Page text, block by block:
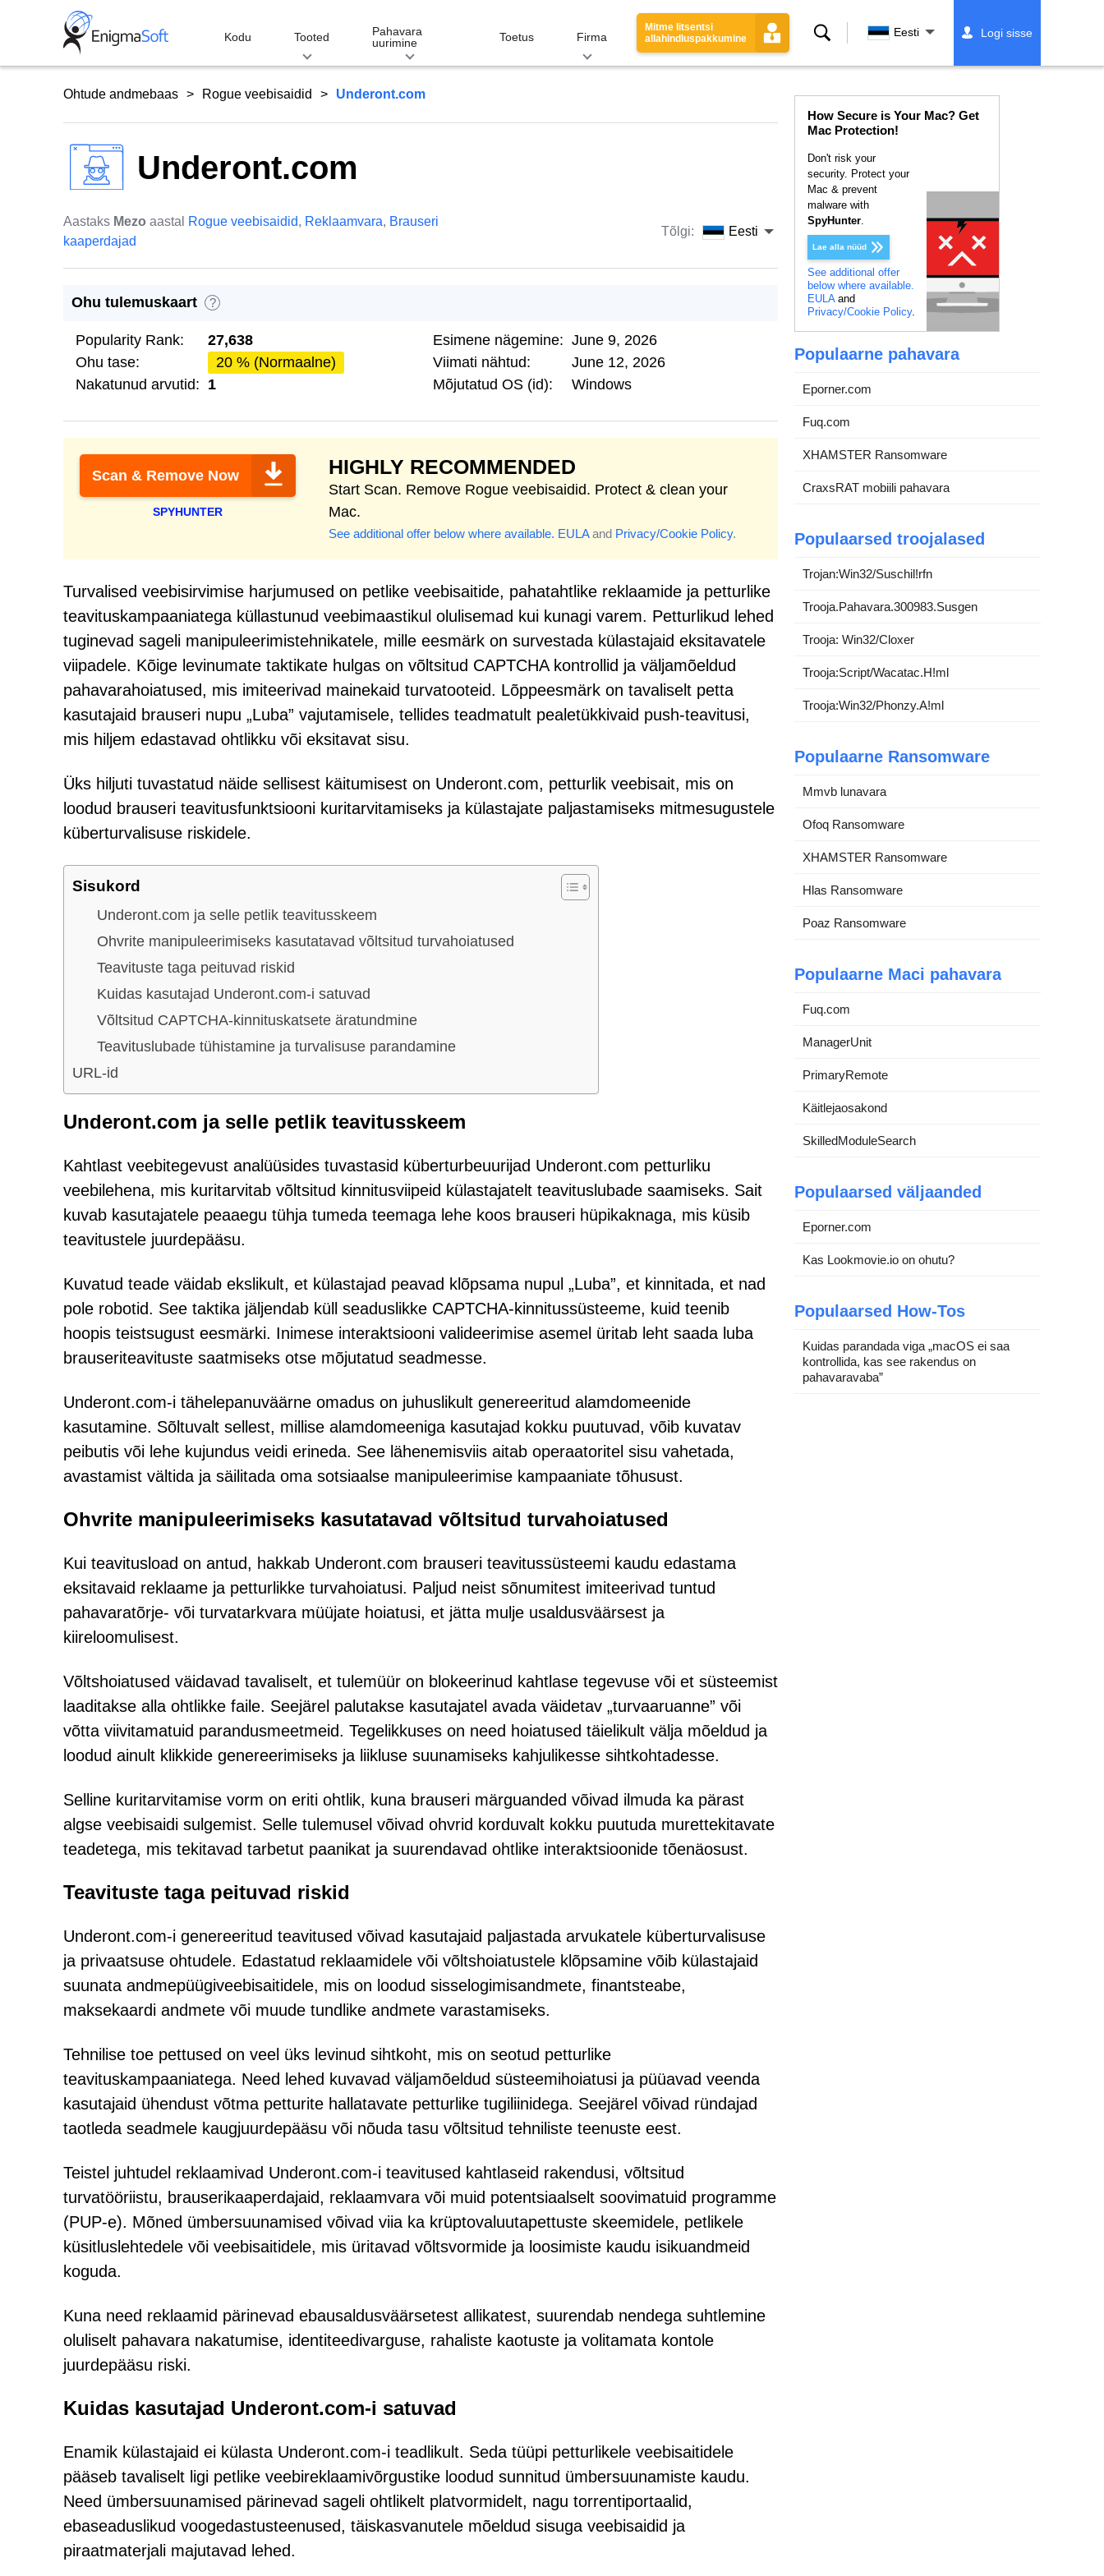
Kodu Tooted
Pahavara
uurimine
Toetus Firma
Mitme litsentsi
allahindluspakkumine
Otsing Eesti Logi sisse
Ohtude andmebaas Rogue veebisaidid Underont.com
Underont.com
Aastaks Mezo aastal Rogue veebisaidid, Reklaamvara, Brauseri
kaaperdajad
Tõlgi: Eesti
Ohu tulemuskaart ?
Popularity Rank:
27,638
Ohu tase:
20 % (Normaalne)
Nakatunud arvutid: 1
Esimene nägemine: June 9, 2026
Viimati nähtud:
June 12, 2026
Mõjutatud OS (id):
Windows
Scan & Remove Now
SPYHUNTER
HIGHLY RECOMMENDED
Start Scan. Remove Rogue veebisaidid. Protect & clean your
Mac.
See additional offer below where available. EULAand Privacy/Cookie Policy.
Turvalised veebisirvimise harjumused on petlike veebisaitide, pahatahtlike reklaamide ja petturlike
teavituskampaaniatega küllastunud veebimaastikul olulisemad kui kunagi varem. Petturlikud lehed
tuginevad sageli manipuleerimistehnikatele, mille eesmärk on survestada külastajaid eksitavatele
viipadele. Kõige levinumate taktikate hulgas on võltsitud CAPTCHA kontrollid ja väljamõeldud
pahavarahoiatused, mis imiteerivad mainekaid turvatooteid. Lõppeesmärk on tavaliselt petta
kasutajaid brauseri nupu „Luba” vajutamisele, tellides teadmatult pealetükkivaid push-teavitusi,
mis hiljem edastavad ohtlikku või eksitavat sisu.
Üks hiljuti tuvastatud näide sellisest käitumisest on Underont.com, petturlik veebisait, mis on
loodud brauseri teavitusfunktsiooni kuritarvitamiseks ja külastajate paljastamiseks mitmesugustele
küberturvalisuse riskidele.
Sisukord
Underont.com ja selle petlik teavitusskeem
Ohvrite manipuleerimiseks kasutatavad võltsitud turvahoiatused
Teavituste taga peituvad riskid
Kuidas kasutajad Underont.com-i satuvad
Võltsitud CAPTCHA-kinnituskatsete äratundmine
Teavituslubade tühistamine ja turvalisuse parandamine
URL-id
Underont.com ja selle petlik teavitusskeem
Kahtlast veebitegevust analüüsides tuvastasid küberturbeuurijad Underont.com petturliku
veebilehena, mis kuritarvitab võltsitud kinnitusviipeid külastajatelt teavituslubade saamiseks. Sait
kuvab kasutajatele peaaegu tühja tumeda teemaga lehe koos brauseri hüpikaknaga, mis küsib
teavitustele juurdepääsu.
Kuvatud teade väidab ekslikult, et külastajad peavad klõpsama nupul „Luba”, et kinnitada, et nad
pole robotid. See taktika jäljendab küll seaduslikke CAPTCHA-kinnitussüsteeme, kuid teenib
hoopis teistsugust eesmärki. Inimese interaktsiooni valideerimise asemel üritab leht saada luba
brauseriteavituste saatmiseks otse mõjutatud seadmesse.
Underont.com-i tähelepanuväärne omadus on juhuslikult genereeritud alamdomeenide
kasutamine. Sõltuvalt sellest, millise alamdomeeniga kasutajad kokku puutuvad, võib kuvatav
peibutis või lehe kujundus veidi erineda. See lähenemisviis aitab operaatoritel sisu vahetada,
avastamist vältida ja säilitada oma sotsiaalse manipuleerimise kampaaniate tõhusust.
Ohvrite manipuleerimiseks kasutatavad võltsitud turvahoiatused
Kui teavitusload on antud, hakkab Underont.com brauseri teavitussüsteemi kaudu edastama
eksitavaid reklaame ja petturlikke turvahoiatusi. Paljud neist sõnumitest imiteerivad tuntud
pahavaratõrje- või turvatarkvara müüjate hoiatusi, et jätta mulje usaldusväärsest ja
kiireloomulisest.
Võltshoiatused väidavad tavaliselt, et tulemüür on blokeerinud kahtlase tegevuse või et süsteemist
laaditakse alla ohtlikke faile. Seejärel palutakse kasutajatel avada väidetav „turvaaruanne” või
võtta viivitamatuid parandusmeetmeid. Tegelikkuses on need hoiatused täielikult välja mõeldud ja
loodud ainult klikkide genereerimiseks ja liikluse suunamiseks kahjulikesse sihtkohtadesse.
Selline kuritarvitamise vorm on eriti ohtlik, kuna brauseri märguanded võivad ilmuda ka pärast
algse veebisaidi sulgemist. Selle tulemusel võivad ohvrid korduvalt kokku puutuda murettekitavate
teadetega, mis tekitavad tarbetut paanikat ja suurendavad ohtlike interaktsioonide tõenäosust.
Teavituste taga peituvad riskid
Underont.com-i genereeritud teavitused võivad kasutajaid paljastada arvukatele küberturvalisuse
ja privaatsuse ohtudele. Edastatud reklaamidele või võltshoiatustele klõpsamine võib külastajaid
suunata andmepüügiveebisaitidele, mis on loodud sisselogimisandmete, finantsteabe,
maksekaardi andmete või muude tundlike andmete varastamiseks.
Tehnilise toe pettused on veel üks levinud sihtkoht, mis on seotud petturlike
teavituskampaaniatega. Need lehed kuvavad väljamõeldud süsteemihoiatusi ja püüavad veenda
kasutajaid ühendust võtma petturite hallatavate petturlike tugiliinidega. Seejärel võivad ründajad
taotleda seadmele kaugjuurdepääsu või nõuda tasu võltsitud tehniliste teenuste eest.
Teistel juhtudel reklaamivad Underont.com-i teavitused kahtlaseid rakendusi, võltsitud
turvatööriistu, brauserikaaperdajaid, reklaamvara või muid potentsiaalselt soovimatuid programme
(PUP-e). Mõned ümbersuunamised võivad viia ka krüptovaluutapettuste skeemidele, petlikele
küsitluslehtedele või veebisaitidele, mis üritavad võltsvormide ja loosimiste kaudu isikuandmeid
koguda.
Kuna need reklaamid pärinevad ebausaldusväärsetest allikatest, suurendab nendega suhtlemine
oluliselt pahavara nakatumise, identiteedivarguse, rahaliste kaotuste ja volitamata kontole
juurdepääsu riski.
Kuidas kasutajad Underont.com-i satuvad
Enamik külastajaid ei külasta Underont.com-i teadlikult. Seda tüüpi petturlikele veebisaitidele
pääseb tavaliselt ligi petlike veebireklaamivõrgustike loodud sunnitud ümbersuunamiste kaudu.
Need ümbersuunamised pärinevad sageli ohtlikelt platvormidelt, nagu torrentiportaalid,
ebaseaduslikud voogedastusteenused, täiskasvanutele mõeldud sisuga veebisaidid ja
piraatmaterjali majutavad lehed.
How Secure is Your Mac? Get
Mac Protection!
Don't risk your
security. Protect your
Mac & prevent
malware with
SpyHunter.
Lae alla nüüd
See additional offer
below where available.
EULAand
Privacy/Cookie Policy.
Populaarne pahavara
Eporner.com
Fuq.com
XHAMSTER Ransomware
CraxsRAT mobiili pahavara
Populaarsed troojalased
Trojan:Win32/Suschil!rfn
Trooja.Pahavara.300983.Susgen
Trooja: Win32/Cloxer
Trooja:Script/Wacatac.H!ml
Trooja:Win32/Phonzy.A!ml
Populaarne Ransomware
Mmvb lunavara
Ofoq Ransomware
XHAMSTER Ransomware
Hlas Ransomware
Poaz Ransomware
Populaarne Maci pahavara
Fuq.com
ManagerUnit
PrimaryRemote
Käitlejaosakond
SkilledModuleSearch
Populaarsed väljaanded
Eporner.com
Kas Lookmovie.io on ohutu?
Populaarsed How-Tos
Kuidas parandada viga „macOS ei saa
kontrollida, kas see rakendus on
pahavaravaba”